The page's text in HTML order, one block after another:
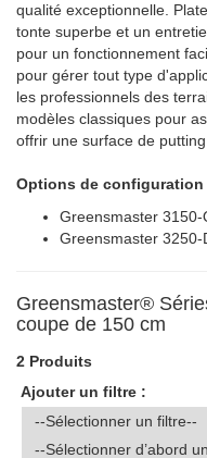
qualité exceptionnelle.
tonte superbe et un
pour un fonctionnement
pour gérer tout type
les professionnels des
modèles classiques pour
offrir une surface de
Options de configuration
Greensmaster
Greensmaster
Greensmaster®
coupe de 150 cm
2 Produits
Ajouter un filtre :